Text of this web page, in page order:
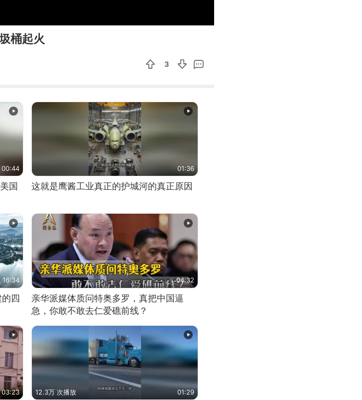
桶起火
3
00:44
国
01:36
这就是鹰酱工业真正的护城河的真正原因
16:34
四
04:32
亲华派媒体质问特奥多罗，真把中国逼
急，你敢不敢去仁爱礁前线？
03:23 12.3万 次播放 01:29